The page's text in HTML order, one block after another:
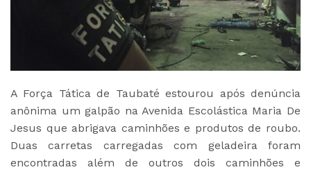
A Força Tática de Taubaté estourou após denúncia
anônima um galpão na Avenida Escolástica Maria De
Jesus que abrigava caminhões e produtos de roubo.
Duas carretas carregadas com geladeira foram
encontradas além de outros dois caminhões e